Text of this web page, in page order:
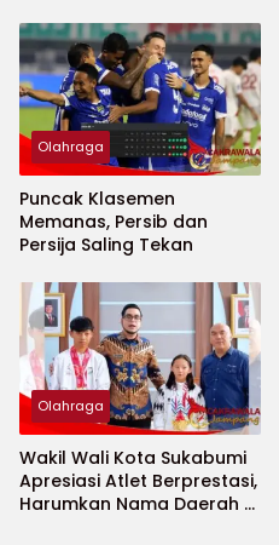
Olahraga
Puncak Klasemen
Memanas, Persib dan
Persija Saling Tekan
Olahraga
Wakil Wali Kota Sukabumi
Apresiasi Atlet Berprestasi,
Harumkan Nama Daerah di